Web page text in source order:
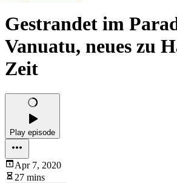
Gestrandet im
Vanuatu, neues zu
Zeit
Play episode
Apr 7, 2020
27 mins